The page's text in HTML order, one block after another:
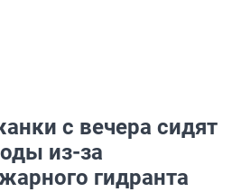
с вечера сидят
из-за
гидранта